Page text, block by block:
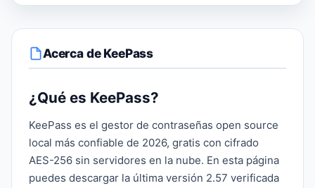
Acerca de KeePass
¿Qué es KeePass?
KeePass es el gestor de contraseñas open source
local más confiable de 2026, gratis con cifrado
AES-256 sin servidores en la nube. En esta página
puedes descargar la última versión 2.57 verificada